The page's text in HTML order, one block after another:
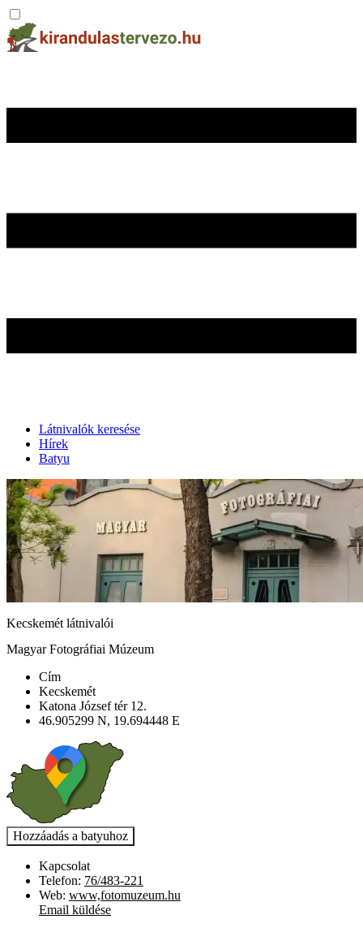
Látnivalók keresése
Hírek
Batyu
Kecskemét látnivalói
Magyar Fotográfiai Múzeum
Cím
Kecskemét
Katona József tér 12.
46.905299 N, 19.694448 E
Kapcsolat
Telefon: 76/483-221
Web: www,fotomuzeum.hu
Email küldése